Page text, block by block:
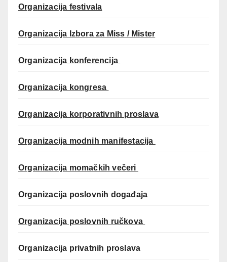
Organizacija festivala
Organizacija Izbora za Miss / Mister
Organizacija konferencija
Organizacija kongresa
Organizacija korporativnih proslava
Organizacija modnih manifestacija
Organizacija momačkih večeri
Organizacija poslovnih događaja
Organizacija poslovnih ručkova
Organizacija privatnih proslava